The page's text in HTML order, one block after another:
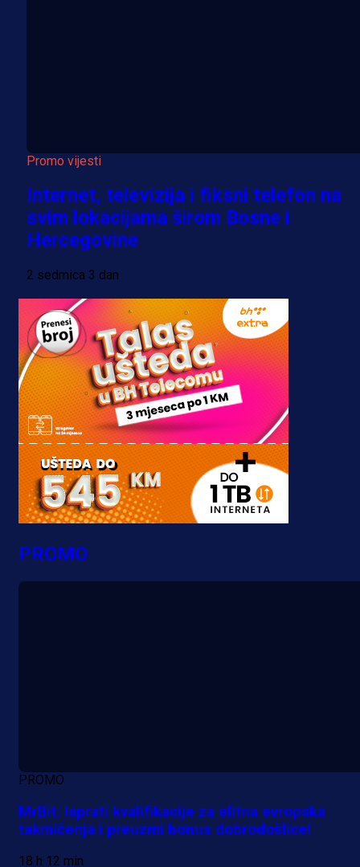
Promo vijesti
Internet, televizija i fiksni telefon na
svim lokacijama širom Bosne i
Hercegovine
2 sedmica 3 dan
PROMO
PROMO
MrBit: Isprati kvalifikacije za elitna evropska
takmičenja i preuzmi bonus dobrodošlice!
18 h 12 min